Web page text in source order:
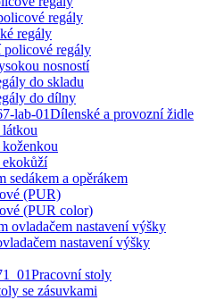
regály
regály
regály
nosností
do skladu
do dílny
Dílenské a provozní židle
ekokůží
sedákem a opěrákem
(PUR)
(PUR color)
ovladačem nastavení výšky
nastavení výšky
Pracovní stoly
se zásuvkami